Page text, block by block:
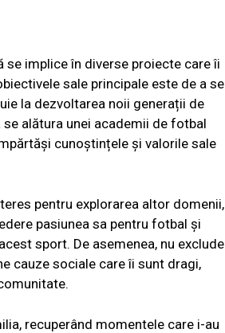
implice în diverse proiecte care îi
sale principale este de a se
la dezvoltarea noii generații de
alătura unei academii de fotbal
cunoștințele și valorile sale
pentru explorarea altor domenii,
pasiunea sa pentru fotbal și
sport. De asemenea, nu exclude
cauze sociale care îi sunt dragi,
recuperând momentele care i-au